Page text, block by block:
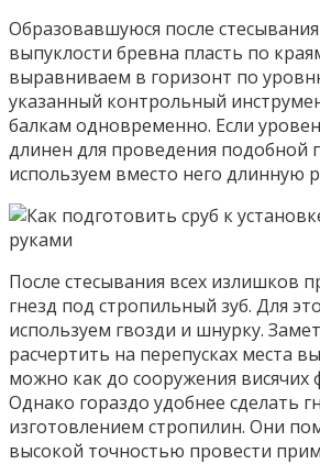
Образовавшуюся после
выпуклости бревна пласть по
выравниваем в горизонт по
указанный контрольный
балкам одновременно. Если
длинен для проведения подобной
используем вместо него длинную
После стесывания всех излишков
гнезд под стропильный зуб. Для
используем гвозди и шнурку.
расчертить на перепусках места
можно как до сооружения висячих
Однако гораздо удобнее сделать
изготовлением стропилин. Они
высокой точностью провести